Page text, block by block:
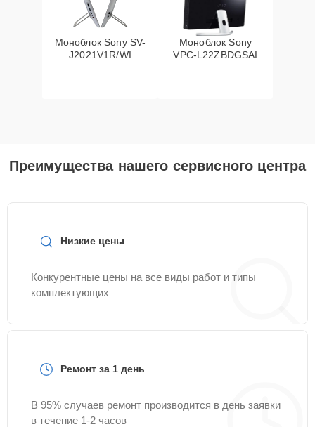
Моноблок Sony SV-
J2021V1R/WI
Моноблок Sony
VPC-L22ZBDGSAI
Преимущества нашего сервисного центра
Низкие цены
Конкурентные цены на все виды работ и типы
комплектующих
Ремонт за 1 день
В 95% случаев ремонт производится в день заявки
в течение 1-2 часов